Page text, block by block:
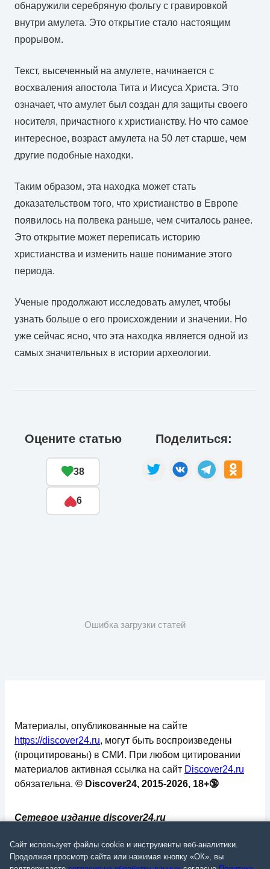
обнаружили серебряную фольгу с гравировкой
внутри амулета. Это открытие стало настоящим
прорывом.
Текст, высеченный на амулете, начинается с
восхваления апостола Тита и Иисуса Христа. Это
означает, что амулет был создан для защиты своего
носителя, причастного к христианству. Но что самое
интересное, возраст амулета на 50 лет старше, чем
другие подобные находки.
Таким образом, эта находка может стать
доказательством того, что христианство в Европе
появилось на полвека раньше, чем считалось ранее.
Это открытие может переписать историю
христианства и изменить наше понимание этого
периода.
Ученые продолжают исследовать амулет, чтобы
узнать больше о его происхождении и значении. Но
уже сейчас ясно, что эта находка является одной из
самых значительных в истории археологии.
Оцените статью
38
6
Поделиться:
Ошибка загрузки статей
Сетевое издание discover24.ru
надзору в сфере связи, информационных
технологий и массовых коммуникаций
Материалы, опубликованные на сайте
https://discover24.ru, могут быть воспроизведены
(процитированы) в СМИ. При любом цитировании
материалов активная ссылка на сайт Discover24.ru
обязательна. © Discover24, 2015-2026, 18+🔞
Сайт использует файлы cookie и инструменты веб-аналитики.
Продолжая просмотр сайта или нажимая кнопку «ОК», вы